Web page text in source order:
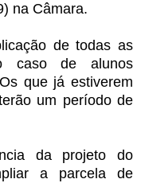
na Câmara.
de todas as
caso de alunos
que já estiverem
um período de
da projeto do
a parcela de